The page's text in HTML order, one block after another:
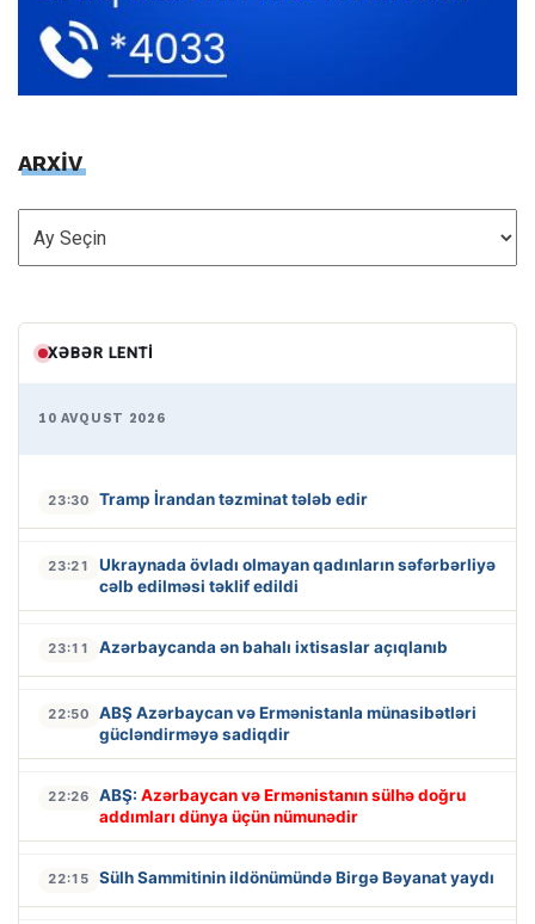
ARXİV
ARXİV
XƏBƏR LENTI
10 AVQUST 2026
23:30 Tramp İrandan təzminat tələb edir
23:21
Ukraynada övladı olmayan qadınların səfərbərliyə
cəlb edilməsi təklif edildi
23:11 Azərbaycanda ən bahalı ixtisaslar açıqlanıb
22:50
ABŞ Azərbaycan və Ermənistanla münasibətləri
gücləndirməyə sadiqdir
22:26 ABŞ: Azərbaycan və Ermənistanın sülhə doğru
addımları dünya üçün nümunədir
22:15 Sülh Sammitinin ildönümündə Birgə Bəyanat yaydı